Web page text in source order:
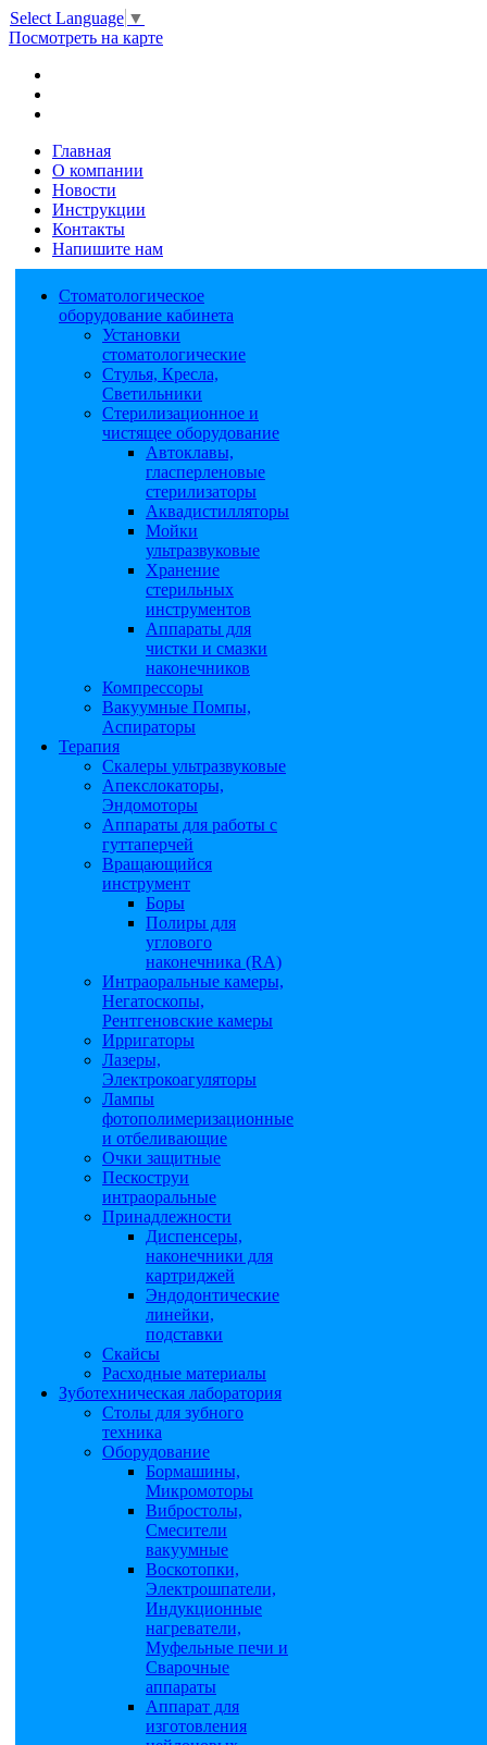
Select Language ▼
Посмотреть на карте
Главная
О компании
Новости
Инструкции
Контакты
Напишите нам
Стоматологическое
оборудование кабинета
Установки
стоматологические
Стулья, Кресла,
Светильники
Стерилизационное и
чистящее оборудование
Автоклавы,
гласперленовые
стерилизаторы
Аквадистилляторы
Мойки
ультразвуковые
Хранение
стерильных
инструментов
Аппараты для
чистки и смазки
наконечников
Компрессоры
Вакуумные Помпы,
Аспираторы
Терапия
Скалеры ультразвуковые
Апекслокаторы,
Эндомоторы
Аппараты для работы с
гуттаперчей
Вращающийся
инструмент
Боры
Полиры для
углового
наконечника (RA)
Интраоральные камеры,
Негатоскопы,
Рентгеновские камеры
Ирригаторы
Лазеры,
Электрокоагуляторы
Лампы
фотополимеризационные
и отбеливающие
Очки защитные
Пескоструи
интраоральные
Принадлежности
Диспенсеры,
наконечники для
картриджей
Эндодонтические
линейки,
подставки
Скайсы
Расходные материалы
Зуботехническая лаборатория
Столы для зубного
техника
Оборудование
Бормашины,
Микромоторы
Вибростолы,
Смесители
вакуумные
Воскотопки,
Электрошпатели,
Индукционные
нагреватели,
Муфельные печи и
Сварочные
аппараты
Аппарат для
изготовления